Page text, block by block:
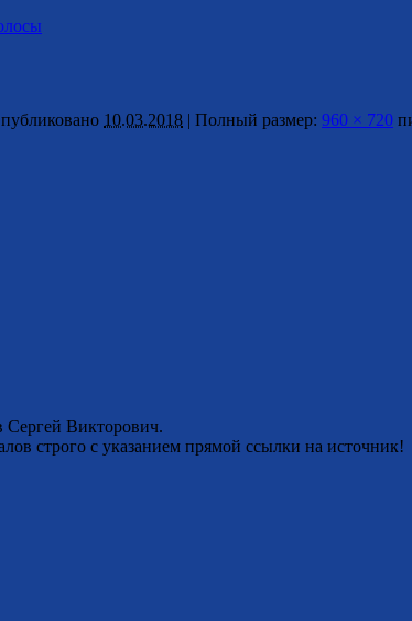
10.03.2018 | Полный размер: 960 × 720
Викторович.
строго с указанием прямой ссылки на источник!